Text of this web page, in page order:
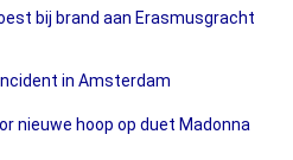
bij brand aan Erasmusgracht
in Amsterdam
nieuwe hoop op duet Madonna